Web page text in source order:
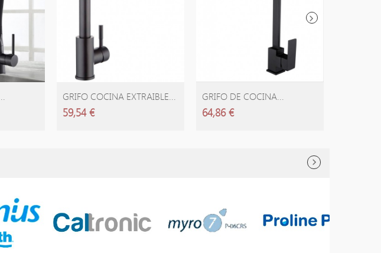
GRIFO COCINA EXTRAIBLE...
59,54 €
GRIFO DE COCINA...
64,86 €